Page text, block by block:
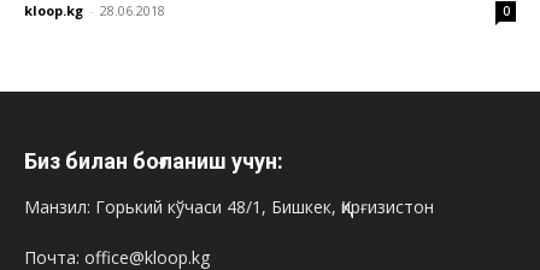
kloop.kg - 28.06.2018 0
Биз билан боғланиш учун:
Манзил: Горький кўчаси 48/1, Бишкек, Қирғизистон
Почта: office@kloop.kg